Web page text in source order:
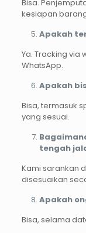
Bisa.
kesiapan
Apakah
Ya. Tracking via
WhatsApp.
Apakah
Bisa, termasuk
yang sesuai.
tengah
Kami sarankan
disesuaikan
Apakah
Bisa, selama